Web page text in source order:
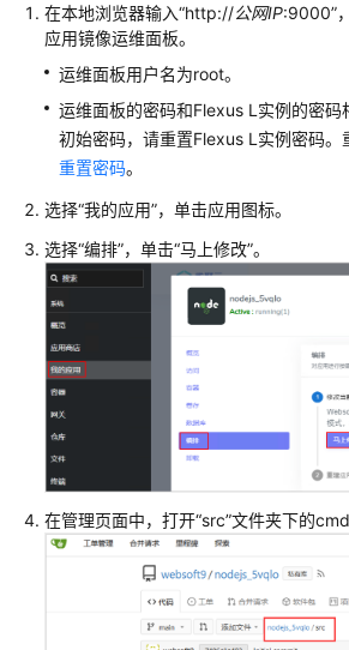
在本地浏览器输入“http://公网IP:9000”
应用镜像运维面板。
运维面板用户名为root。
运维面板的密码和Flexus L实例的密
初始密码，请重置Flexus L实例密码。
重置密码。
选择“我的应用”，单击应用图标。
选择“编排”，单击“马上修改”。
在管理页面中，打开“src”文件夹下的